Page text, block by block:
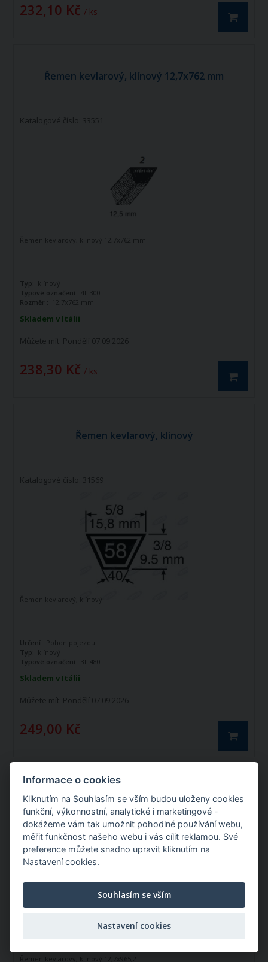
232,10 Kč / ks
Řemen kevlarový, klínový 12,7x762 mm
Katalogové číslo: 33551
Skladem v Itálii
Můžete mít: Pondělí 07.09.2026
238,30 Kč / ks
Řemen kevlarový, klínový 12,7x762 mm
Typ: klínový
Typové označení:
4L 300
Rozměr :
12,7x762 mm
Řemen kevlarový, klínový
Katalogové číslo: 31569
Skladem v Itálii
Můžete mít: Pondělí 07.09.2026
249,00 Kč
Řemen kevlarový, klínový
Určení: Pohon pojezdu
Typ: klínový
Typové označení:
3L 480
Řemen kevlarový, klínový 12,7x965,2 mm
Katalogové číslo: 31584
Informace o cookies
Kliknutím na Souhlasím se vším budou uloženy cookies
funkční, výkonnostní, analytické i marketingové -
dokážeme vám tak umožnit pohodlné používání webu,
měřit funkčnost našeho webu i vás cílit reklamou. Své
preference můžete snadno upravit kliknutím na
Nastavení cookies.
Souhlasím se vším
Nastavení cookies